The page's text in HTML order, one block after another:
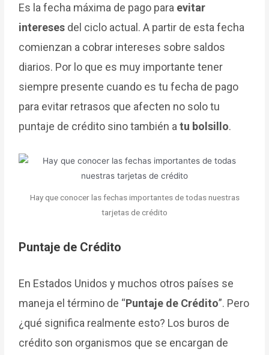
Es la fecha máxima de pago para evitar
intereses del ciclo actual. A partir de esta fecha
comienzan a cobrar intereses sobre saldos
diarios. Por lo que es muy importante tener
siempre presente cuando es tu fecha de pago
para evitar retrasos que afecten no solo tu
puntaje de crédito sino también atu bolsillo.
Hay que conocer las fechas importantes de todas nuestras
tarjetas de crédito
Puntaje de Crédito
En Estados Unidos y muchos otros países se
maneja el término de “Puntaje de Crédito”. Pero
¿qué significa realmente esto? Los buros de
crédito son organismos que se encargan de